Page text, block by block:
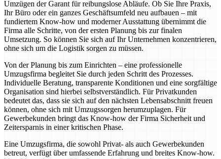
Umzügen der Garant für reibungslose Abläufe. Ob Sie Ihre Praxis,
Ihr Büro oder ein ganzes Geschäftsumfeld neu aufbauen – mit
fundiertem Know-how und moderner Ausstattung übernimmt die
Firma alle Schritte, von der ersten Planung bis zur finalen
Umsetzung. So können Sie sich auf Ihr Unternehmen konzentrieren,
ohne sich um die Logistik sorgen zu müssen.
Von der Planung bis zum Einrichten – eine professionelle
Umzugsfirma begleitet Sie durch jeden Schritt des Prozesses.
Individuelle Beratung, transparente Konditionen und eine sorgfältige
Organisation sind hierbei selbstverständlich. Für Privatkunden
bedeutet das, dass sie sich auf den nächsten Lebensabschnitt freuen
können, ohne sich mit Umzugssorgen herumzuplagen. Für
Gewerbekunden bringt das Know-how der Firma Sicherheit und
Zeitersparnis in einer kritischen Phase.
Eine Umzugsfirma, die sowohl Privat- als auch Gewerbekunden
betreut, verfügt über umfassende Erfahrung und breites Know-how.